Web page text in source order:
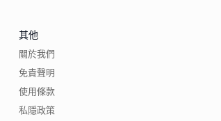
其他
關於我們
免責聲明
使用條款
私隱政策